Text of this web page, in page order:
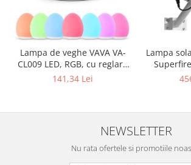
Lampa de veghe VAVA VA-
CL009 LED, RGB, cu reglare
touch a Intensitatii, lumina
141,34 Lei
Lampa
solar,
NEWSLETTER
Nu rata ofertele si promotiile